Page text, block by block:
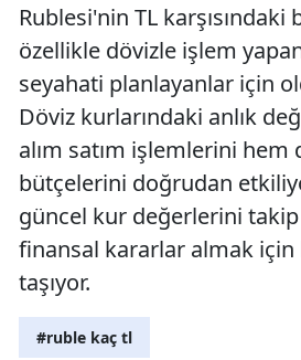
Rublesi'nin TL karşısındaki
özellikle dövizle işlem
seyahati planlayanlar için
Döviz kurlarındaki anlık
alım satım işlemlerini hem
bütçelerini doğrudan
güncel kur değerlerini
finansal kararlar almak
taşıyor.
#ruble kaç tl